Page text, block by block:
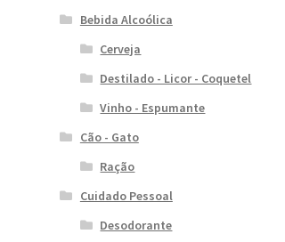
Bebida Alcoólica
Cerveja
Destilado - Licor - Coquetel
Vinho - Espumante
Cão - Gato
Ração
Cuidado Pessoal
Desodorante